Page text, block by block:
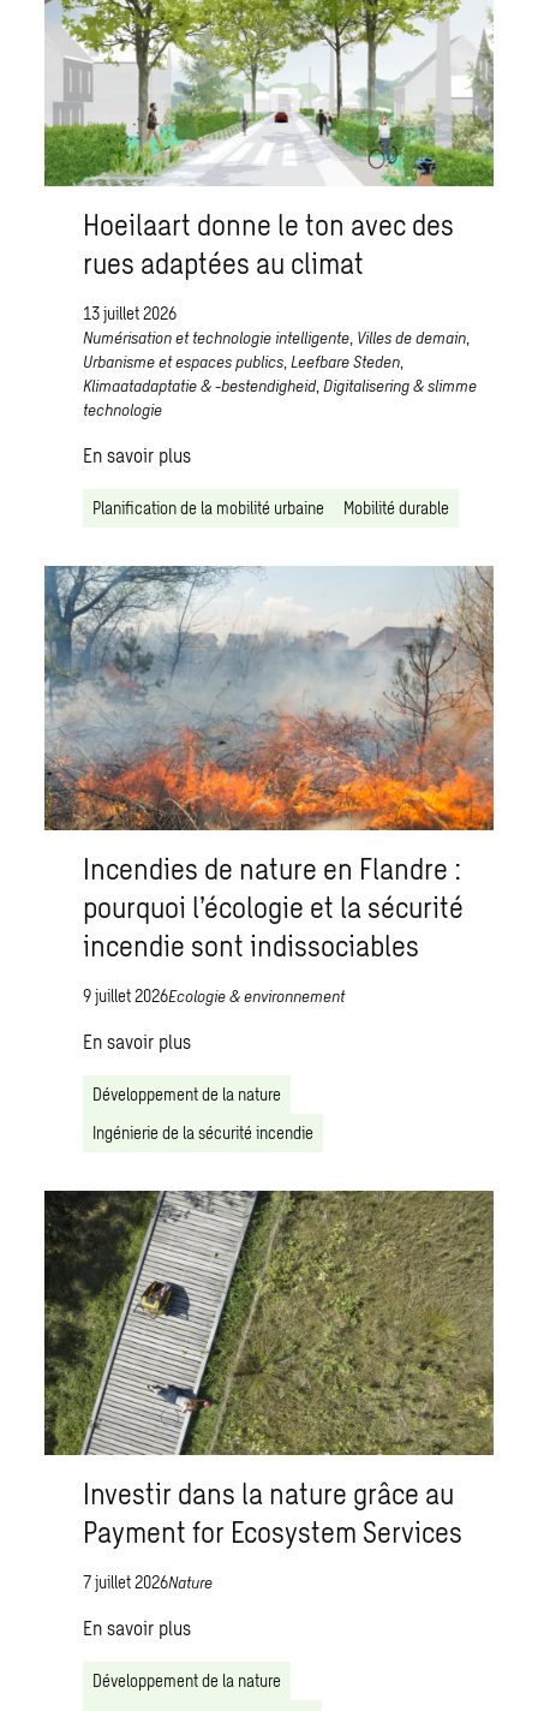
Hoeilaart donne le ton avec des
rues adaptées au climat
13 juillet 2026
Numérisation et technologie intelligente Villes de demain
Urbanisme et espaces publics ,Leefbare Steden
Klimaatadaptatie & -bestendigheid,Digitalisering & slimme
technologie
En savoir plus
Planification de la mobilité urbaine Mobilité durable
Incendies de nature en Flandre :
pourquoi l’écologie et la sécurité
incendie sont indissociables
9 juillet 2026Ecologie & environnement
En savoir plus
Développement de la nature
Ingénierie de la sécurité incendie
Investir dans la nature grâce au
Payment for Ecosystem Services
7 juillet 2026Nature
En savoir plus
Développement de la nature